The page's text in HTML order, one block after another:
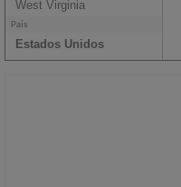
West Virginia
País
Estados Unidos